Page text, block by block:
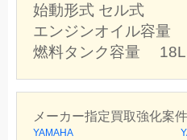
始動形式 セル式
エンジンオイル容量
燃料タンク容量 18L
メーカー指定買取強化案
YAMAHA